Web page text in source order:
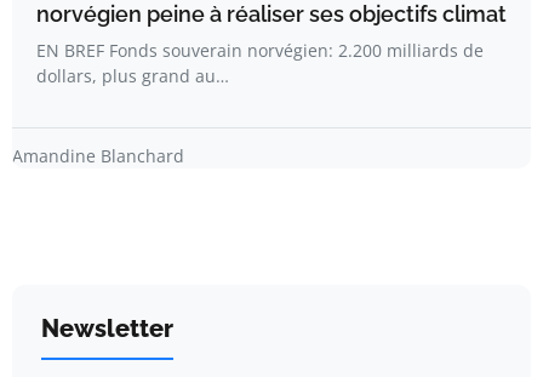
norvégien peine à réaliser ses objectifs climat
EN BREF Fonds souverain norvégien: 2.200 milliards de
dollars, plus grand au…
Amandine Blanchard
Newsletter